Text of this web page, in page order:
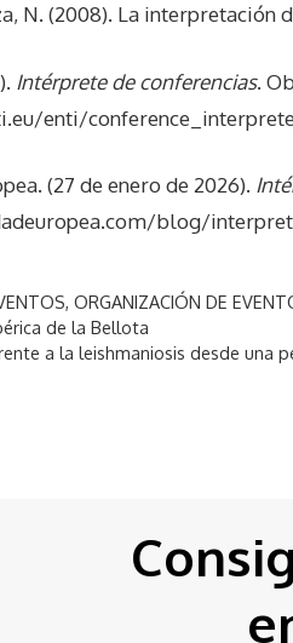
N. (2008). La interpretación
Intérprete de conferencias.
enti/
(27 de enero de 2026).
blog/
,ORGANIZACIÓN DE
de la Bellota
a la leishmaniosis desde una